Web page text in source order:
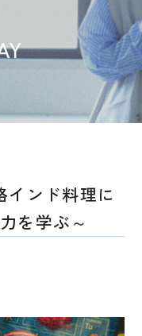
インド料理に
を学ぶ～